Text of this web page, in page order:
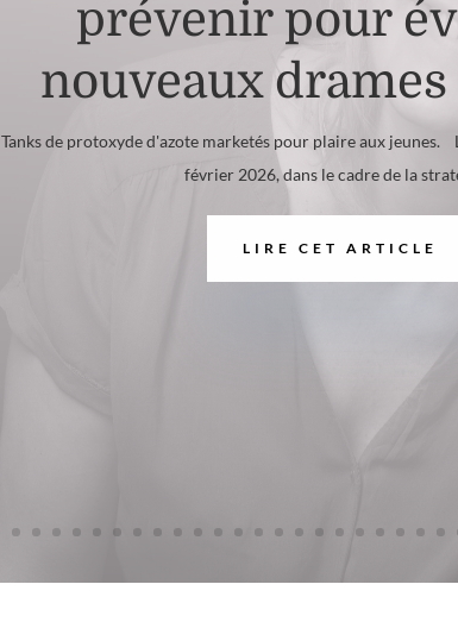
prévenir pour
nouveaux
Tanks de protoxyde d'azote marketés pour plaire aux
février 2026, dans le cadre de la
LIRE CET ARTICLE